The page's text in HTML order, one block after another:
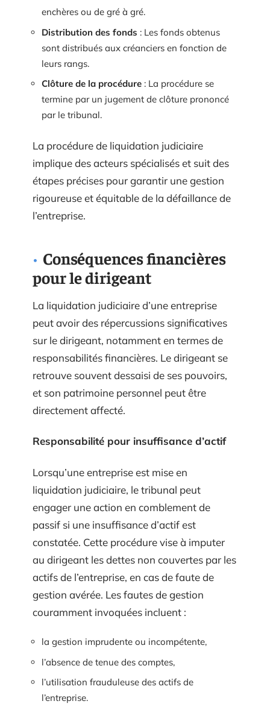
enchères ou de gré à gré.
Distribution des fonds : Les fonds obtenus
sont distribués aux créanciers en fonction de
leurs rangs.
Clôture de la procédure : La procédure se
termine par un jugement de clôture prononcé
par le tribunal.
La procédure de liquidation judiciaire
implique des acteurs spécialisés et suit des
étapes précises pour garantir une gestion
rigoureuse et équitable de la défaillance de
l’entreprise.
Conséquences financières
pour le dirigeant
La liquidation judiciaire d’une entreprise
peut avoir des répercussions significatives
sur le dirigeant, notamment en termes de
responsabilités financières. Le dirigeant se
retrouve souvent dessaisi de ses pouvoirs,
et son patrimoine personnel peut être
directement affecté.
Responsabilité pour insuffisance d’actif
Lorsqu’une entreprise est mise en
liquidation judiciaire, le tribunal peut
engager une action en comblement de
passif si une insuffisance d’actif est
constatée. Cette procédure vise à imputer
au dirigeant les dettes non couvertes par les
actifs de l’entreprise, en cas de faute de
gestion avérée. Les fautes de gestion
couramment invoquées incluent :
la gestion imprudente ou incompétente,
l’absence de tenue des comptes,
l’utilisation frauduleuse des actifs de
l’entreprise.